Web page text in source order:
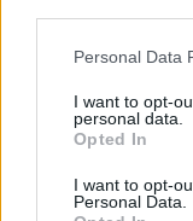
Please note that
not limited to your
grant or deny
use your data for
consent section.
Personal Data
I want to opt-
personal data.
Opted In
I want to opt-
Personal Data.
Αραιή Συννεφιά
Αίσθηση31°Άνεμος3
Βορειοανατολικός